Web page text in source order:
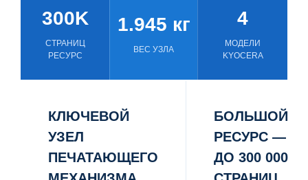
300K
СТРАНИЦ
РЕСУРС
1.945 кг
ВЕС УЗЛА
4
МОДЕЛИ
KYOCERA
КЛЮЧЕВОЙ
УЗЕЛ
ПЕЧАТАЮЩЕГО
БОЛЬШОЙ
РЕСУРС —
ДО 300 000